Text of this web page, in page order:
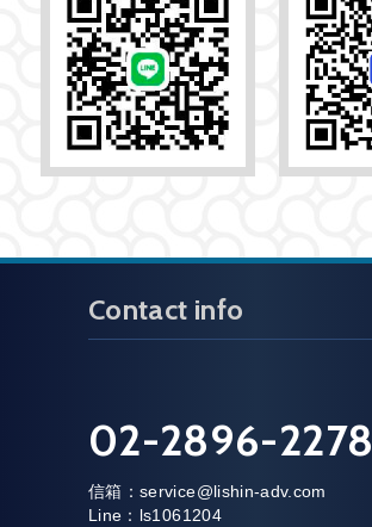
Contact info
02-2896-2278
信箱：service@lishin-adv.com
Line：ls1061204